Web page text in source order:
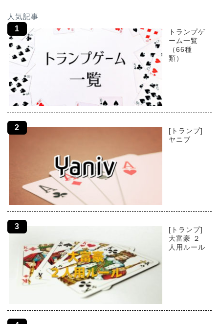
人気記事
トランプゲ
ーム一覧
（66種
類）
[トランプ]
ヤニブ
[トランプ]
大富豪 ２
人用ルール